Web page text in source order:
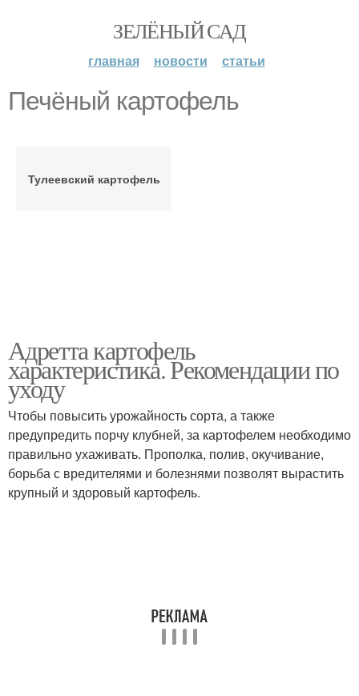
ЗЕЛЁНЫЙ САД
главная новости статьи
Печёный картофель
Тулеевский картофель
Адретта картофель
характеристика. Рекомендации по
уходу
Чтобы повысить урожайность сорта, а также
предупредить порчу клубней, за картофелем необходимо
правильно ухаживать. Прополка, полив, окучивание,
борьба с вредителями и болезнями позволят вырастить
крупный и здоровый картофель.